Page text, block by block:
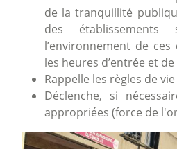
de la tranquillité
des
l’environnement de
les heures d’entrée et
Rappelle les règles de
Déclenche, si
appropriées (force de
Image